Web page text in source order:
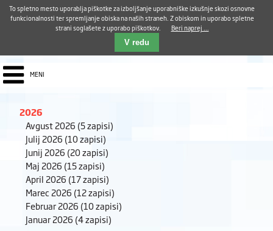
E-pošta ZUDV
Iskalnik
MENI
2026
Avgust 2026 (5 zapisi)
Julij 2026 (10 zapisi)
Junij 2026 (20 zapisi)
Maj 2026 (15 zapisi)
April 2026 (17 zapisi)
Marec 2026 (12 zapisi)
Februar 2026 (10 zapisi)
Januar 2026 (4 zapisi)
To spletno mesto uporablja piškotke za izboljšanje uporabniške izkušnje skozi osnovne
funkcionalnosti ter spremljanje obiska na naših straneh. Z obiskom in uporabo spletne
strani soglašete z uporabo piškotkov.
Beri naprej ...
V redu